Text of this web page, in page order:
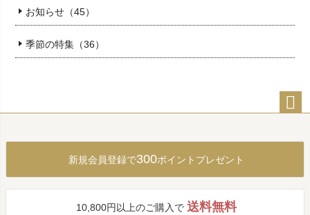
お知らせ（45）
季節の特集（36）
新規会員登録で300ポイントプレゼント
10,800円以上のご購入で 送料無料